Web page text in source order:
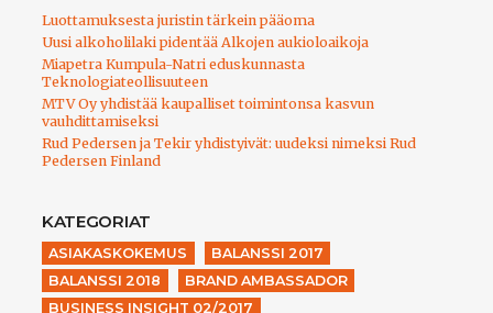
Luottamuksesta juristin tärkein pääoma
Uusi alkoholilaki pidentää Alkojen aukioloaikoja
Miapetra Kumpula-Natri eduskunnasta
Teknologiateollisuuteen
MTV Oy yhdistää kaupalliset toimintonsa kasvun
vauhdittamiseksi
Rud Pedersen ja Tekir yhdistyivät: uudeksi nimeksi Rud
Pedersen Finland
KATEGORIAT
ASIAKASKOKEMUS
BALANSSI 2017
BALANSSI 2018
BRAND AMBASSADOR
BUSINESS INSIGHT 02/2017